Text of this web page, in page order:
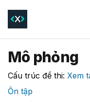
Mô phỏng
Cấu trúc đề thi: Xem
Ôn tập